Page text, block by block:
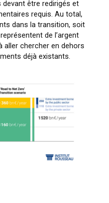
être redirigés et
requis. Au total,
dans la transition, soit
de l’argent
aller chercher en dehors
déjà existants.